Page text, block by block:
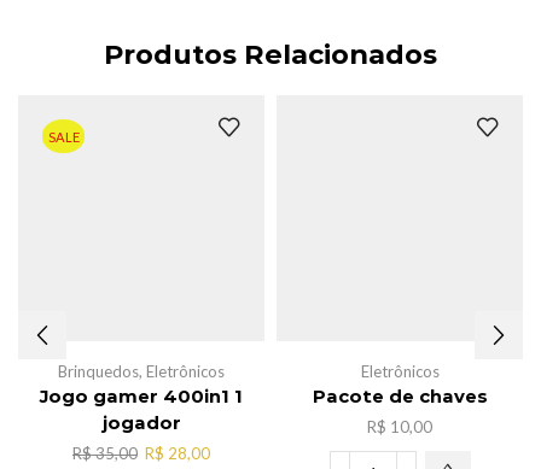
Produtos Relacionados
SALE
Brinquedos, Eletrônicos
Jogo gamer 400in1 1
jogador
R$35,00 O
R$ 28,00O
Eletrônicos
Pacote de chaves
R$ 10,00